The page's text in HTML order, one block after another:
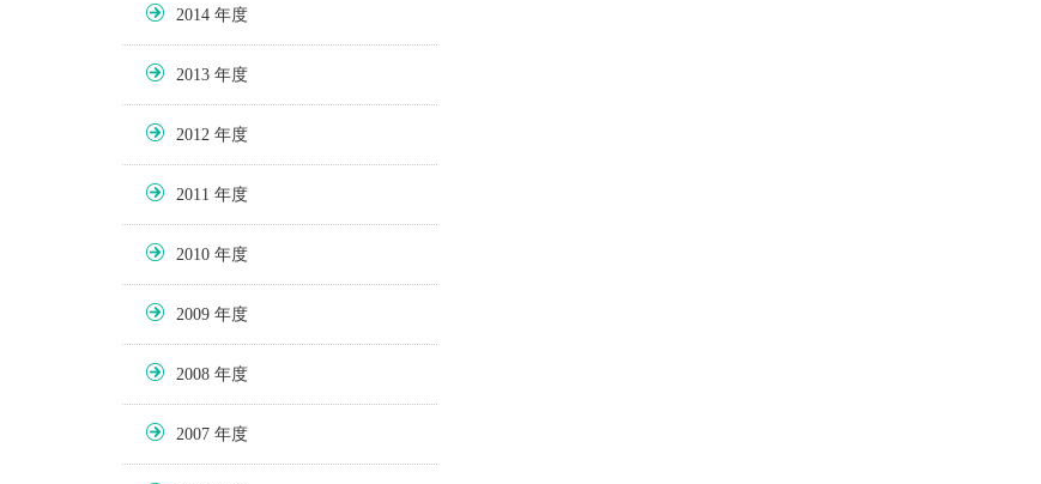
2014
2013
2012
2011
2010
2009
2008
2007